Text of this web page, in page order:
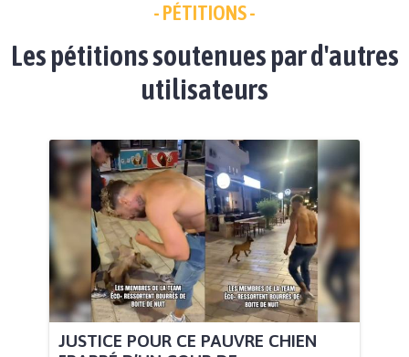
- PÉTITIONS -
Les pétitions soutenues par d'autres
utilisateurs
JUSTICE POUR CE PAUVRE CHIEN